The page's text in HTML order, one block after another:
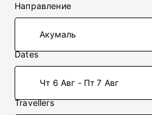
Направление
Dates
Чт 6 Авг - Пт 7 Авг
Travellers